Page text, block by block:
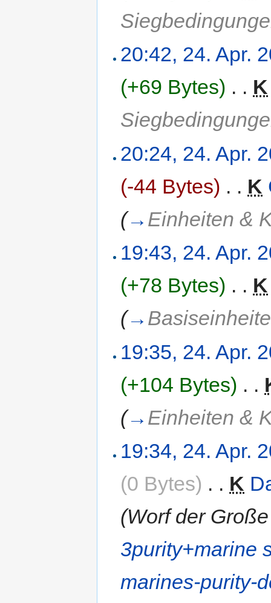
20:42, 24. Apr.
(+69 Bytes) . . K
20:24, 24. Apr.
(-44 Bytes) . . K
(→ Einheiten &
19:43, 24. Apr.
(+78 Bytes) . . K
(→
19:35, 24. Apr.
(+104 Bytes) . .
(→ Einheiten &
19:34, 24. Apr.
(0 Bytes) . . K
(Worf der
3purity+marine
marines-purity-